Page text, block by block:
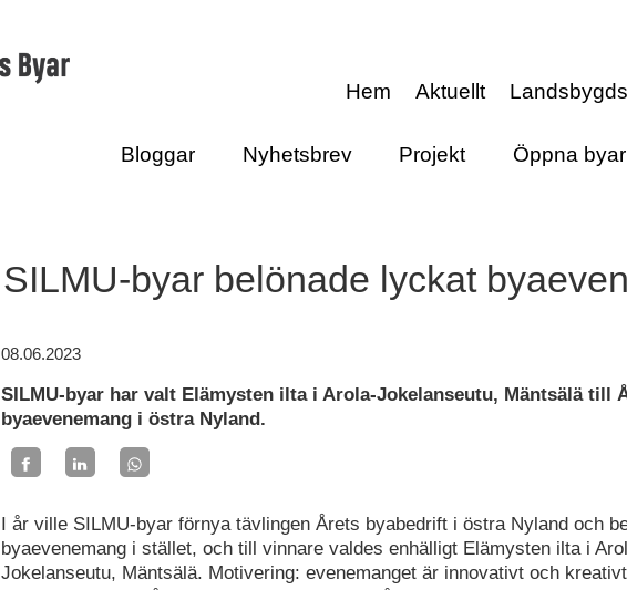
Hem Aktuellt
Bloggar Nyhetsbrev Projekt Öppna byar
SILMU-byar belönade lyckat
08.06.2023
SILMU-byar har valt Elämysten ilta i Arola-Jokelanseutu, Mäntsälä till
byaevenemang i östra Nyland.
I år ville SILMU-byar förnya tävlingen Årets byabedrift i östra Nyland och
byaevenemang i stället, och till vinnare valdes enhälligt Elämysten ilta i
Jokelanseutu, Mäntsälä. Motivering: evenemanget är innovativt och